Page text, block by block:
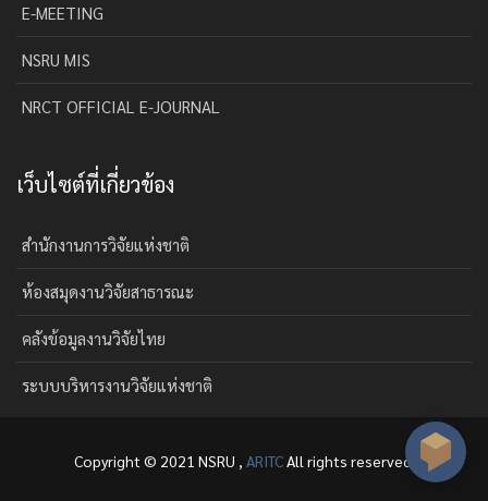
E-MEETING
NSRU MIS
NRCT OFFICIAL E-JOURNAL
เว็บไซต์ที่เกี่ยวข้อง
สำนักงานการวิจัยแห่งชาติ
ห้องสมุดงานวิจัยสาธารณะ
คลังข้อมูลงานวิจัยไทย
ระบบบริหารงานวิจัยแห่งชาติ
Copyright © 2021 NSRU , ARITCAll rights reserved.